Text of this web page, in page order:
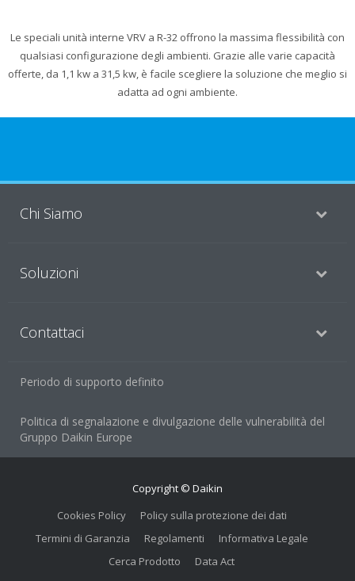
Le speciali unità interne VRV a R-32 offrono la massima flessibilità con
qualsiasi configurazione degli ambienti. Grazie alle varie capacità
offerte, da 1,1 kw a 31,5 kw, è facile scegliere la soluzione che meglio si
adatta ad ogni ambiente.
Chi Siamo
Soluzioni
Contattaci
Periodo di supporto definito
Politica di segnalazione e divulgazione delle vulnerabilità del
Gruppo Daikin Europe
Copyright © Daikin
Cookies Policy
Policy sulla protezione dei dati
Termini di Garanzia
Regolamenti
Informativa Legale
Cerca Prodotto
Data Act